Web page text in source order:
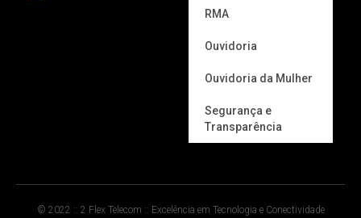
RMA
Ouvidoria
Ouvidoria da Mulher
Segurança e
Transparência
© 2022 :: 2 Flex Telecom :: Excelência em Tecnologia e Conectividade